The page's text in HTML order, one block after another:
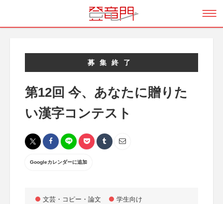
募集終了
第12回 今、あなたに贈りた
い漢字コンテスト
Googleカレンダーに追加
文芸・コピー・論文 学生向け